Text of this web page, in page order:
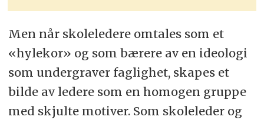
Men når skoleledere omtales som et
«hylekor» og som bærere av en ideologi
som undergraver faglighet, skapes et
bilde av ledere som en homogen gruppe
med skjulte motiver. Som skoleleder og